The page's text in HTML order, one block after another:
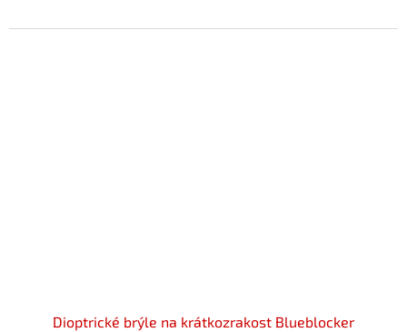
Dioptrické brýle na krátkozrakost Blueblocker